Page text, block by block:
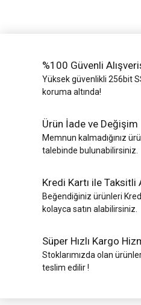
%100 Güvenli
Yüksek güvenlikli 256bit
koruma altında!
Ürün İade ve Değişim
Memnun kalmadığınız
talebinde bulunabilirsiniz.
Kredi Kartı ile Taksitli
Beğendiğiniz ürünleri
kolayca satın alabilirsiniz.
Süper Hızlı Kargo
Stoklarımızda olan
teslim edilir !